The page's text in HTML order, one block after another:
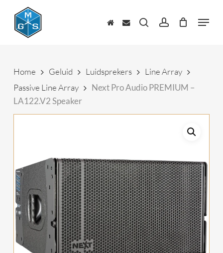
content
zoekenaccount Menu
Home Geluid Luidsprekers
Line Array
Passive Line Array
Next Pro Audio PREMIUM –
LA122.V2 Speaker